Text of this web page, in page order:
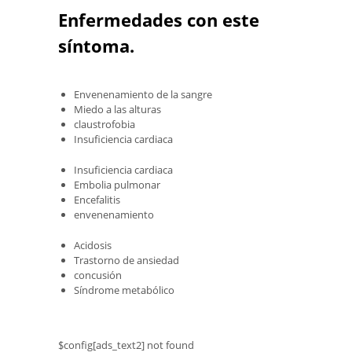
Enfermedades con este
síntoma.
Envenenamiento de la sangre
Miedo a las alturas
claustrofobia
Insuficiencia cardiaca
Insuficiencia cardiaca
Embolia pulmonar
Encefalitis
envenenamiento
Acidosis
Trastorno de ansiedad
concusión
Síndrome metabólico
$config[ads_text2] not found